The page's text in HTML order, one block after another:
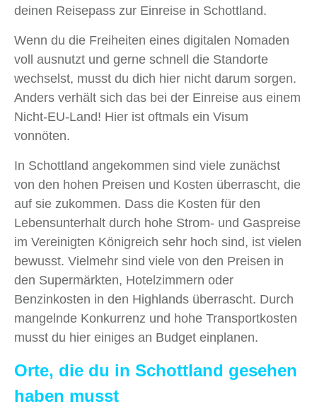
deinen Reisepass zur Einreise in Schottland.
Wenn du die Freiheiten eines digitalen Nomaden
voll ausnutzt und gerne schnell die Standorte
wechselst, musst du dich hier nicht darum sorgen.
Anders verhält sich das bei der Einreise aus einem
Nicht‑EU‑Land! Hier ist oftmals ein Visum
vonnöten.
In Schottland angekommen sind viele zunächst
von den hohen Preisen und Kosten überrascht, die
auf sie zukommen. Dass die Kosten für den
Lebensunterhalt durch hohe Strom- und Gaspreise
im Vereinigten Königreich sehr hoch sind, ist vielen
bewusst. Vielmehr sind viele von den Preisen in
den Supermärkten, Hotelzimmern oder
Benzinkosten in den Highlands überrascht. Durch
mangelnde Konkurrenz und hohe Transportkosten
musst du hier einiges an Budget einplanen.
Orte, die du in Schottland gesehen
haben musst